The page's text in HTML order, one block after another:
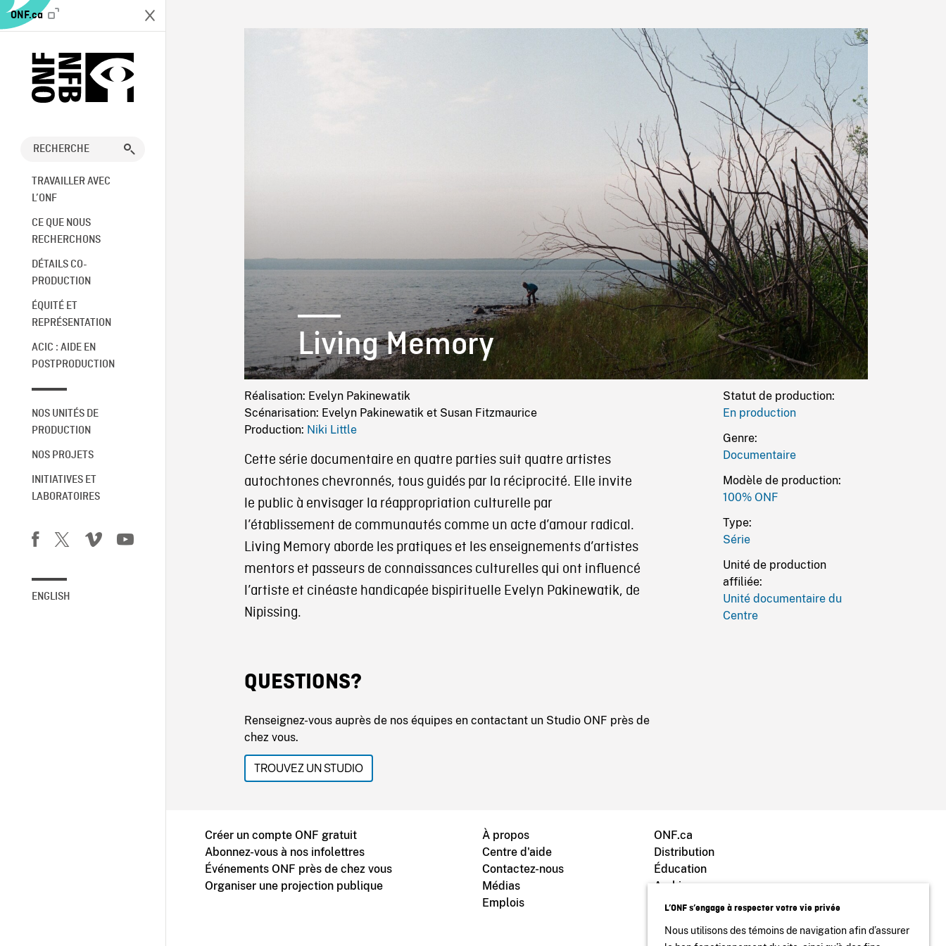
ONF.ca
TRAVAILLER AVEC
L’ONF
CE QUE NOUS
RECHERCHONS
DÉTAILS CO-
PRODUCTION
ÉQUITÉ ET
REPRÉSENTATION
ACIC : AIDE EN
POSTPRODUCTION
NOS UNITÉS DE
PRODUCTION
NOS PROJETS
INITIATIVES ET
LABORATOIRES
ENGLISH
Living Memory
Réalisation: Evelyn Pakinewatik
Scénarisation: Evelyn Pakinewatik et Susan Fitzmaurice
Production: Niki Little
Cette série documentaire en quatre parties suit quatre artistes
autochtones chevronnés, tous guidés par la réciprocité. Elle invite
le public à envisager la réappropriation culturelle par
l’établissement de communautés comme un acte d’amour radical.
Living Memory aborde les pratiques et les enseignements d’artistes
mentors et passeurs de connaissances culturelles qui ont influencé
l’artiste et cinéaste handicapée bispirituelle Evelyn Pakinewatik, de
Nipissing.
Statut de production:
En production
Genre:
Documentaire
Modèle de production:
100% ONF
Type:
Série
Unité de production
affiliée:
Unité documentaire du
Centre
QUESTIONS?
Renseignez-vous auprès de nos équipes en contactant un Studio ONF près de
chez vous.
TROUVEZ UN STUDIO
Créer un compte ONF gratuit
Abonnez-vous à nos infolettres
Événements ONF près de chez vous
Organiser une projection publique
À propos
Centre d'aide
Contactez-nous
Médias
Emplois
ONF.ca
Distribution
Éducation
Archives
Blogue ONF
L’ONF s’engage à respecter votre vie privée
Nous utilisons des témoins de navigation afin d’assurer